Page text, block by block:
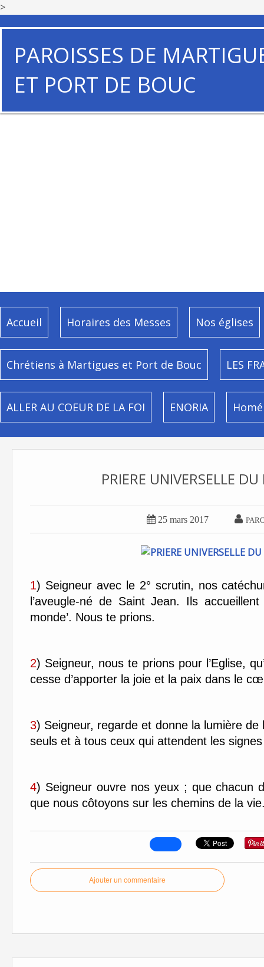
>
PAROISSES DE
ET PORT DE BOUC
Accueil Horaires des Messes Nos églises
Chrétiens à Martigues et Port de Bouc LES
ALLER AU COEUR DE LA FOI ENORIA
PRIERE UNIVERSELLE
 25 mars 2017 
1) Seigneur avec le 2° scrutin, nos
l’aveugle-né de Saint Jean. Ils
monde’. Nous te prions.
2) Seigneur, nous te prions pour l’Eglise,
cesse d’apporter la joie et la paix dans le
3) Seigneur, regarde et donne la lumière
seuls et à tous ceux qui attendent les
4) Seigneur ouvre nos yeux ; que chacun
que nous côtoyons sur les chemins de la
Ajouter un commentaire